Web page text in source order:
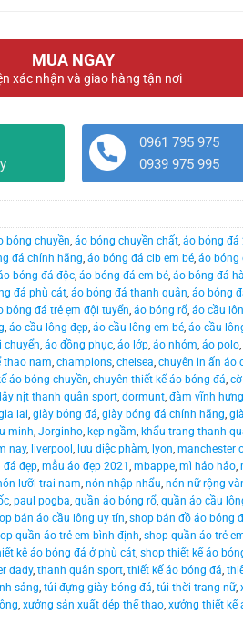
MUA NGAY
xác nhận và giao hàng tận nơi
0961 795 975
0939 975 995
bóng chuyền, áo bóng chuyền chất, áo bóng đá
đá chính hãng, áo bóng đá clb em bé, áo bóng
bóng đá độc, áo bóng đá em bé, áo bóng đá
đá phù cát, áo bóng đá thanh quân, áo bóng
bóng đá trẻ ẹm đội tuyển, áo bóng rổ, áo cầu
, áo cầu lông đẹp, áo cầu lông em bé, áo cầu
chuyển, áo đồng phục, áo lớp, áo nhóm, áo polo,
thao nam, champions, chelsea, chuyên in ấn áo
áo bóng chuyền, chuyên thiết kế áo bóng đá,
nịt thanh quân sport, dormunt, đàm vĩnh hưng
lai, giày bóng đá, giày bóng đá chính hãng,
minh, Jorginho, kẹp ngầm, khẩu trang thanh
nay, liverpool , lưu diệc phàm, lyon, manchester
đá đẹp, mẫu áo đẹp 2021 , mbappe, mì hảo hảo,
lưỡi trai nam, nón nhập nhẩu, nón nữ rộng
, paul pogba, quần áo bóng rổ, quần áo cầu
bán áo cầu lông uy tín, shop bán đồ áo bóng
quần áo trẻ em bình định, shop quần áo trẻ
kê áo bóng đá ở phù cát, shop thiết kế áo
dady, thanh quân sport, thiết kế áo bóng đá,
sảng, túi đựng giày bóng đá, túi thời trang nữ,
, xưởng sản xuất dép thể thao, xưởng thiết kế